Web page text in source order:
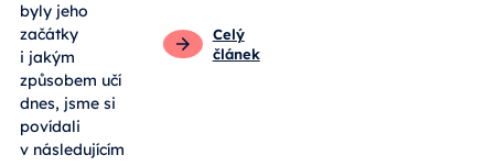
byly jeho
začátky
i jakým
způsobem učí
dnes, jsme si
povídali
v následujícím
Celý
článek